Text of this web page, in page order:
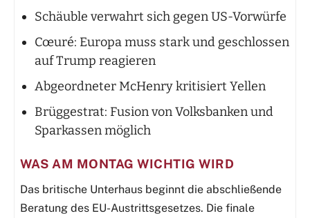
Schäuble verwahrt sich gegen US-Vorwürfe
Cœuré: Europa muss stark und geschlossen
auf Trump reagieren
Abgeordneter McHenry kritisiert Yellen
Brüggestrat: Fusion von Volksbanken und
Sparkassen möglich
WAS AM MONTAG WICHTIG WIRD
Das britische Unterhaus beginnt die abschließende
Beratung des EU-Austrittsgesetzes. Die finale